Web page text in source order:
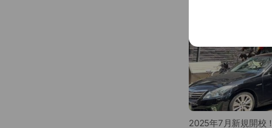
2025年7月新規開校！